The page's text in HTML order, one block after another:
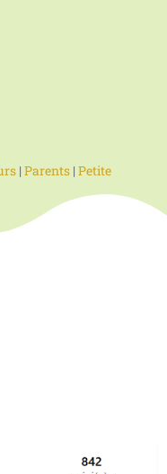
| Parents | Petite